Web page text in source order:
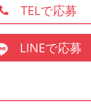
TELで応募
LINEで応募